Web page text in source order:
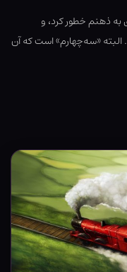
به ذهنم خطور کرد، و
البته «سه‌چهارم» است که آن